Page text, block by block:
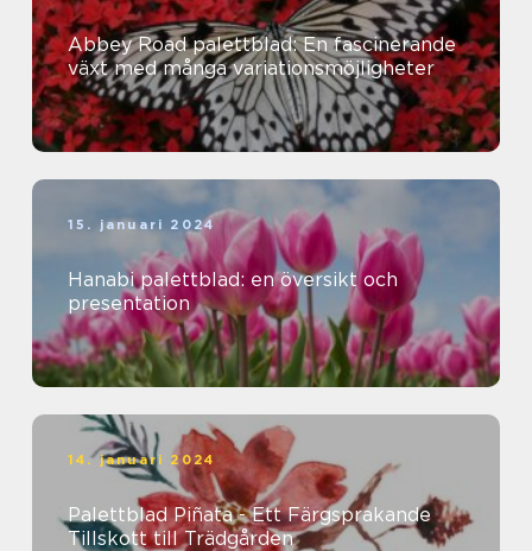
Abbey Road palettblad: En fascinerande
växt med många variationsmöjligheter
15. januari 2024
Hanabi palettblad: en översikt och
presentation
14. januari 2024
Palettblad Piñata - Ett Färgsprakande
Tillskott till Trädgården